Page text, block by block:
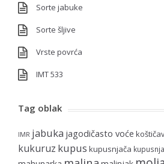
Sorte jabuke
Sorte šljive
Vrste povrća
IMT 533
Tag oblak
IMR jabuka jagodičasto voće
kukuruz kupus kupusnjača